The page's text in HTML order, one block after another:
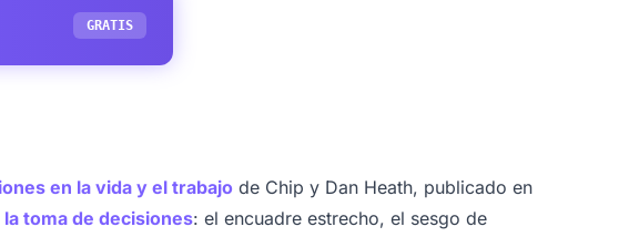
GRATIS
en la vida y el trabajo de Chip y Dan Heath, publicado en
toma de decisiones: el encuadre estrecho, el sesgo de